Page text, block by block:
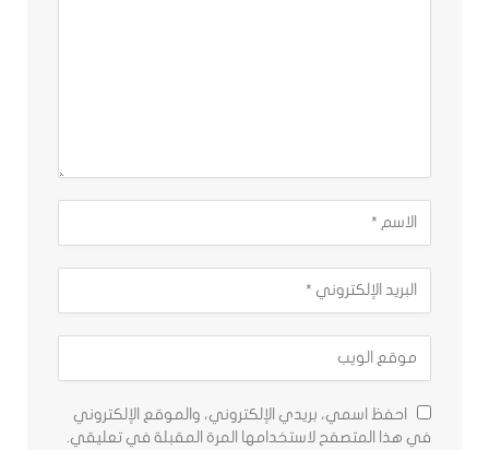
احفظ اسمي، بريدي الإلكتروني، والموقع الإلكتروني
في هذا المتصفح لاستخدامها المرة المقبلة في تعليقي.